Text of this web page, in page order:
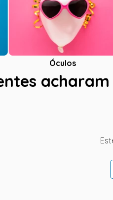
Óculos